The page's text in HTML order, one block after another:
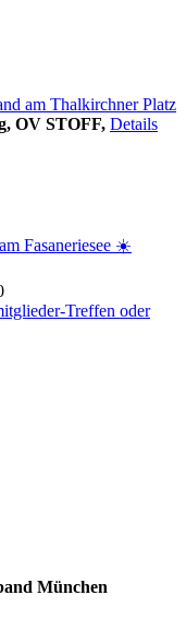
am Thalkirchner Platz
OV STOFF, Details
Fasaneriesee ☀️
Treffen oder
München